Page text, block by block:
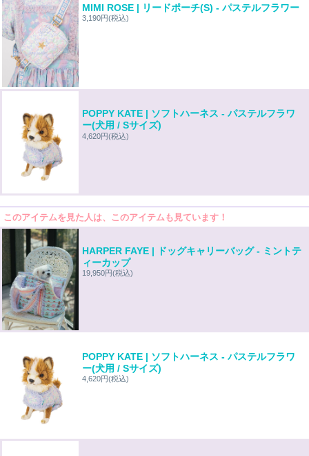
MIMI ROSE | リードポーチ(S) - パステルフラワー
3,190円(税込)
POPPY KATE | ソフトハーネス - パステルフラワ
ー(犬用 / Sサイズ)
4,620円(税込)
このアイテムを見た人は、このアイテムも見ています！
HARPER FAYE | ドッグキャリーバッグ - ミントテ
ィーカップ
19,950円(税込)
POPPY KATE | ソフトハーネス - パステルフラワ
ー(犬用 / Sサイズ)
4,620円(税込)